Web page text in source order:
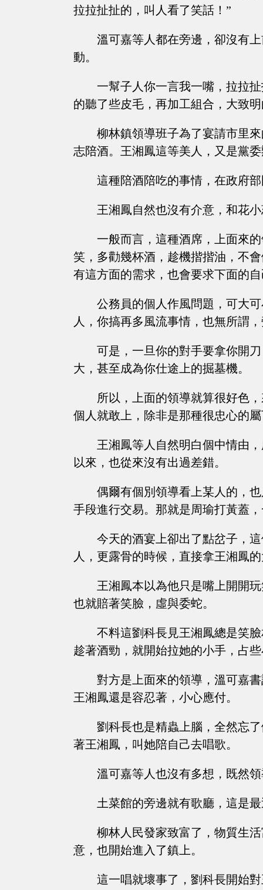
拉拉扯扯的，叫人看了笑話！”
溫可嘉等人都在旁邊，卻沒有
動。
一幫子人你一言我一嘴，拉拉
的聽了些皮毛，再加工組合，大致
柳林鎮領導班子為了宴請市里
志陪酒。王湘鳳這等美人，又是黨
這種陪酒陪吃的事情，在政府
王湘鳳自然也沒有介意，和花
一般而言，這種酒席，上面來
笑，多勸幾杯酒，趁機揩揩油，不
有這方面的需求，也會要求下面的
公務員的個人作風問題，可大
人，你搞再多風流事情，也無所謂
可是，一旦你的對手要拿你開
大，甚至成為你仕途上的掘墓機。
所以，上面的領導就算很好色
個人就敢上，除非是那種很忠心的
王湘鳳等人自然明白個中情由
以來，也從來沒有出過差錯。
偶爾有個別領導看上某人的，
手段進行交易。那就是周瑜打黃蓋
今天的酒宴上卻出了點岔子，
人，更露骨的時候，直接拿王湘鳳
王湘鳳本以為他只是嘴上開開
也就賠著笑臉，虛與委蛇。
不料這劉科長見王湘鳳總是笑
趁著酒勁，就開始拉她的小手，占
對方是上面來的領導，溫可嘉
王湘鳳還是容忍著，小心應付。
劉科長也是精蟲上腦，全然忘
著王湘鳳，叫她陪自己去唱歌。
溫可嘉等人也沒有多想，既然
土菜館的旁邊就有歌廳，這是
柳林人民發家致富了，物質生
意，也開始進入了鎮上。
這一唱就壞事了，劉科長開始